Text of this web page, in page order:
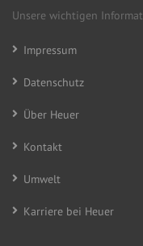
Unsere wichtigen
Impressum
Datenschutz
Über Heuer
Kontakt
Umwelt
Karriere bei Heuer